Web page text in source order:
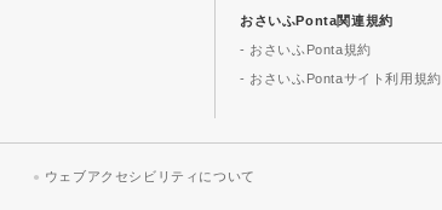
おさいふPonta関連規約
- おさいふPonta規約
- おさいふPontaサイト利用規約
ウェブアクセシビリティについて